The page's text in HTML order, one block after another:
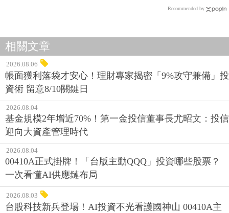
Recommended by
相關文章
2026.08.06
帳面獲利落袋才安心！理財專家揭密「9%攻守兼備」投
資術 留意8/10關鍵日
2026.08.04
基金規模2年增近70%！第一金投信董事長尤昭文：投信
迎向大資產管理時代
2026.08.04
00410A正式掛牌！「台版主動QQQ」投資哪些股票？
一次看懂AI供應鏈布局
2026.08.03
台股科技新兵登場！AI投資不光看護國神山 00410A主